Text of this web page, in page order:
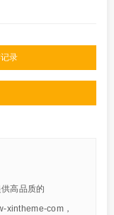
录
高品质的
xintheme-com，